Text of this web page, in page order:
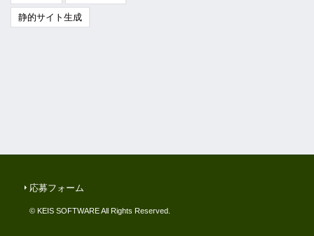
静的サイト生成
応募フォーム
© KEIS SOFTWARE All Rights Reserved.